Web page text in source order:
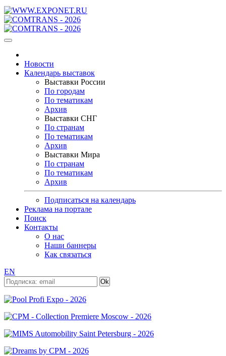
Новости
Календарь выставок
Выставки России
По городам
По тематикам
Архив
Выставки СНГ
По странам
По тематикам
Архив
Выставки Мира
По странам
По тематикам
Архив
Подписаться на календарь
Реклама на портале
Поиск
Контакты
О нас
Наши баннеры
Как связаться
EN